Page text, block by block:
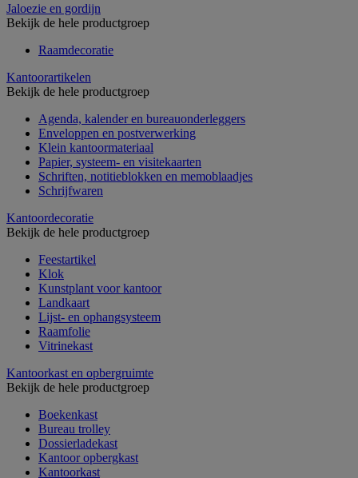
Jaloezie en gordijn
Bekijk de hele productgroep
Raamdecoratie
Kantoorartikelen
Bekijk de hele productgroep
Agenda, kalender en bureauonderleggers
Enveloppen en postverwerking
Klein kantoormateriaal
Papier, systeem- en visitekaarten
Schriften, notitieblokken en memoblaadjes
Schrijfwaren
Kantoordecoratie
Bekijk de hele productgroep
Feestartikel
Klok
Kunstplant voor kantoor
Landkaart
Lijst- en ophangsysteem
Raamfolie
Vitrinekast
Kantoorkast en opbergruimte
Bekijk de hele productgroep
Boekenkast
Bureau trolley
Dossierladekast
Kantoor opbergkast
Kantoorkast